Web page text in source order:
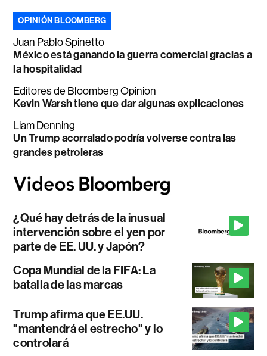
OPINIÓN BLOOMBERG
Juan Pablo Spinetto
México está ganando la guerra comercial gracias a
la hospitalidad
Editores de Bloomberg Opinion
Kevin Warsh tiene que dar algunas explicaciones
Liam Denning
Un Trump acorralado podría volverse contra las
grandes petroleras
¿Qué hay detrás de la inusual
intervención sobre el yen por
parte de EE. UU. y Japón?
Copa Mundial de la FIFA: La
batalla de las marcas
Trump afirma que EE.UU.
"mantendrá el estrecho" y lo
controlará